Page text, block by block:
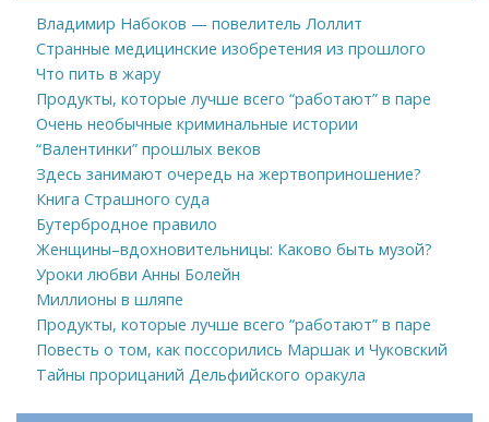
Владимир Набоков — повелитель Лоллит
Странные медицинские изобретения из прошлого
Что пить в жару
Продукты, которые лучше всего “работают” в паре
Очень необычные криминальные истории
“Валентинки” прошлых веков
Здесь занимают очередь на жертвоприношение?
Книга Страшного суда
Бутербродное правило
Женщины–вдохновительницы: Каково быть музой?
Уроки любви Анны Болейн
Миллионы в шляпе
Продукты, которые лучше всего “работают” в паре
Повесть о том, как поссорились Маршак и Чуковский
Тайны прорицаний Дельфийского оракула